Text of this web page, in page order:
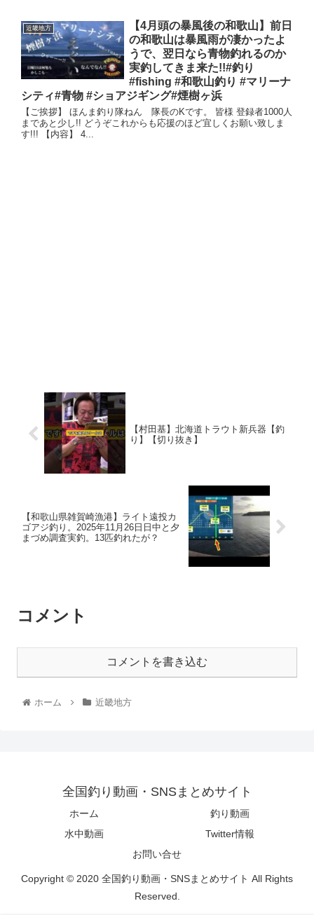
近畿地方
【4月頭の暴風後の和歌山】前日
の和歌山は暴風雨が凄かったよ
うで、翌日なら青物釣れるのか
実釣してきま来た!!#釣り
#fishing #和歌山釣り #マリーナ
シティ#青物 #ショアジギング#煙樹ヶ浜
【ご挨拶】 ほんま釣り隊ねん 隊長のKです。 皆様 登録者1000人
まであと少し!! どうぞこれからも応援のほど宜しくお願い致しま
す!!! 【内容】 4...
【村田基】北海道トラウト新兵器【釣
り】【切り抜き】
【和歌山県雑賀崎漁港】ライト遠投カ
ゴアジ釣り。2025年11月26日日中と夕
まづめ調査実釣。13匹釣れたが？
コメント
コメントを書き込む
ホーム 近畿地方
全国釣り動画・SNSまとめサイト
ホーム
釣り動画
水中動画
Twitter情報
お問い合せ
Copyright © 2020 全国釣り動画・SNSまとめサイト All Rights
Reserved.